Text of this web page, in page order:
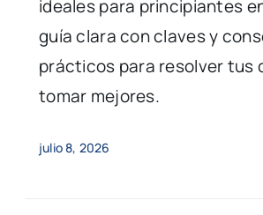
ideales para principiantes
guía clara con claves y
prácticos para resolver tus
tomar mejores.
julio 8, 2026